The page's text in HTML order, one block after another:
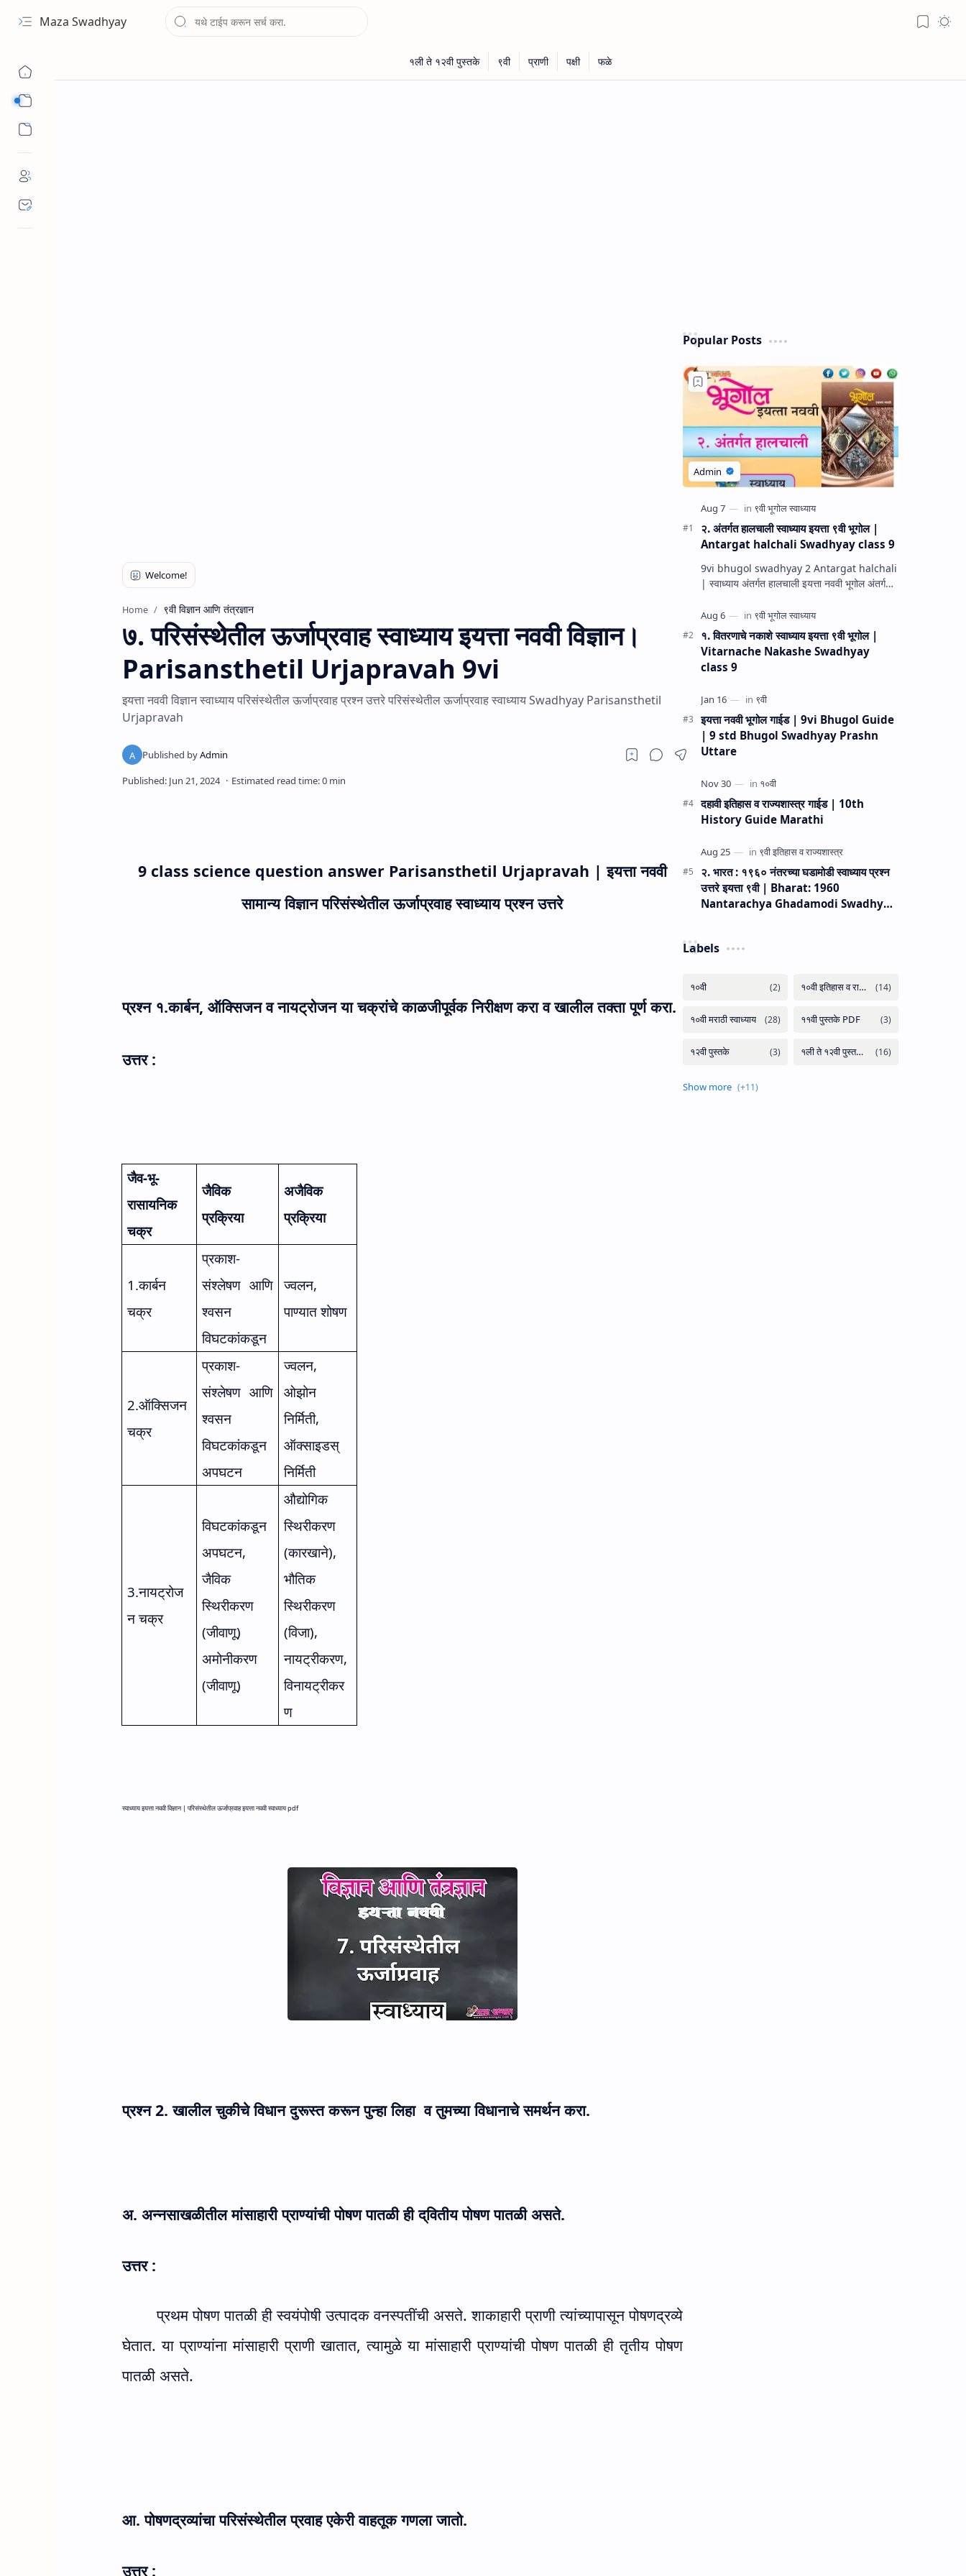
Maza Swadhyay
Home ९वी विज्ञान आणि तंत्रज्ञान
७. परिसंस्थेतील ऊर्जाप्रवाह स्वाध्याय इयत्ता नववी विज्ञान।
Parisansthetil Urjapravah 9vi
इयत्ता नववी विज्ञान स्वाध्याय परिसंस्थेतील ऊर्जाप्रवाह प्रश्न उत्तरे परिसंस्थेतील ऊर्जाप्रवाह स्वाध्याय Swadhyay Parisansthetil
Urjapravah
9 class science question answer Parisansthetil Urjapravah | इयत्ता नववी
सामान्य विज्ञान परिसंस्थेतील ऊर्जाप्रवाह स्वाध्याय प्रश्न उत्तरे
प्रश्न १.कार्बन, ऑक्सिजन व नायट्रोजन या चक्रांचे काळजीपूर्वक निरीक्षण करा व खालील तक्ता पूर्ण करा.
उत्तर :
जैव-भू-
रासायनिक
चक्र
जैविक
प्रक्रिया
अजैविक
प्रक्रिया
1.कार्बन
चक्र
प्रकाश-
संश्लेषण आणि
श्वसन
विघटकांकडून
ज्वलन,
पाण्यात शोषण
2.ऑक्सिजन
चक्र
प्रकाश-
संश्लेषण आणि
श्वसन
विघटकांकडून
अपघटन
ज्वलन,
ओझोन
निर्मिती,
ऑक्साइडस्
निर्मिती
3.नायट्रोज
न चक्र
विघटकांकडून
अपघटन,
जैविक
स्थिरीकरण
(जीवाणू)
अमोनीकरण
(जीवाणू)
औद्योगिक
स्थिरीकरण
(कारखाने),
भौतिक
स्थिरीकरण
(विजा),
नायट्रीकरण,
विनायट्रीकर
ण
स्वाध्याय इयत्ता नववी विज्ञान | परिसंस्थेतील ऊर्जाप्रवाह इयत्ता नववी स्वाध्याय pdf
प्रश्न2. खालील चुकीचे विधान दुरूस्त करून पुन्हा लिहा व तुमच्या विधानाचे समर्थन करा.
अ. अन्नसाखळीतील मांसाहारी प्राण्यांची पोषण पातळी ही द्‌वितीय पोषण पातळी असते.
उत्तर :
प्रथम पोषण पातळी ही स्वयंपोषी उत्पादक वनस्पतींची असते. शाकाहारी प्राणी त्यांच्यापासून पोषणद्रव्ये
घेतात. या प्राण्यांना मांसाहारी प्राणी खातात,त्यामुळे या मांसाहारी प्राण्यांची पोषण पातळी ही तृतीय पोषण
पातळी असते.
आ. पोषणद्रव्यांचा परिसंस्थेतील प्रवाह एकेरी वाहतूक गणला जातो.
उत्तर :
Popular Posts
२. अंतर्गत हालचाली स्वाध्याय इयत्ता ९वी भूगोल |
Antargat halchali Swadhyay class 9
9vi bhugol swadhyay 2 Antargat halchali
| स्वाध्याय अंतर्गत हालचाली इयत्ता नववी भूगोल अंतर्गत
१. वितरणाचे नकाशे स्वाध्याय इयत्ता ९वी भूगोल |
Vitarnache Nakashe Swadhyay
class 9
इयत्ता नववी भूगोल गाईड | 9vi Bhugol Guide
| 9 std Bhugol Swadhyay Prashn
Uttare
दहावी इतिहास व राज्यशास्त्र गाईड | 10th
History Guide Marathi
२. भारत : १९६० नंतरच्या घडामोडी स्वाध्याय प्रश्न
उत्तरे इयत्ता ९वी | Bharat: 1960
Nantarachya Ghadamodi Swadhyay
Labels